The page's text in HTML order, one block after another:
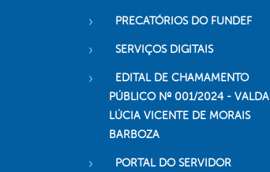
PRECATÓRIOS DO FUNDEF
SERVIÇOS DIGITAIS
EDITAL DE CHAMAMENTO
PÚBLICO Nº 001/2024 - VALDA
LÚCIA VICENTE DE MORAIS
BARBOZA
PORTAL DO SERVIDOR